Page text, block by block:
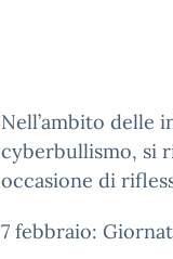
Nell’ambito delle
cyberbullismo, si
occasione di
7 febbraio: